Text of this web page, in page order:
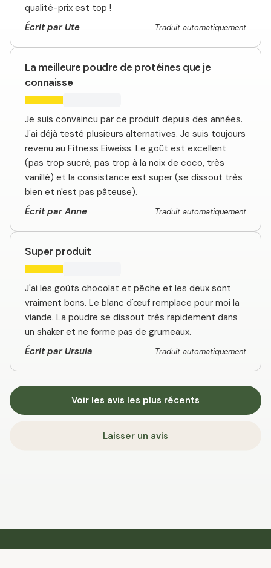
qualité-prix est top !
Écrit par Ute
Traduit automatiquement
La meilleure poudre de protéines que je
connaisse
Je suis convaincu par ce produit depuis des années.
J'ai déjà testé plusieurs alternatives. Je suis toujours
revenu au Fitness Eiweiss. Le goût est excellent
(pas trop sucré, pas trop à la noix de coco, très
vanillé) et la consistance est super (se dissout très
bien et n'est pas pâteuse).
Écrit par Anne
Traduit automatiquement
Super produit
J'ai les goûts chocolat et pêche et les deux sont
vraiment bons. Le blanc d'œuf remplace pour moi la
viande. La poudre se dissout très rapidement dans
un shaker et ne forme pas de grumeaux.
Écrit par Ursula
Traduit automatiquement
Voir les avis les plus récents
Laisser un avis